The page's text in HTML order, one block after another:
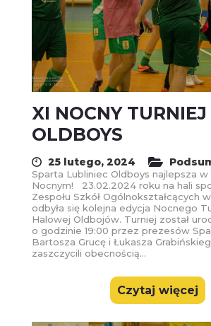
XI NOCNY TURNIEJ
OLDBOYS
25 lutego, 2024
Sparta Lubliniec Oldboys najlepsza w
Nocnym! 23.02.2024 roku na hali
Zespołu Szkół Ogólnokształcących
odbyła się kolejna edycja Nocnego
Halowej Oldbojów. Turniej został
o godzinie 19:00 przez prezesów
Bartosza Grucę i Łukasza
zaszczycili obecnością...
Czytaj więcej